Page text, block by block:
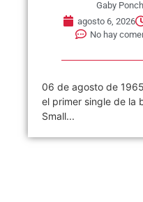
Gaby
agosto 6, 2026
No hay
06 de agosto de
el primer single de la
Small...